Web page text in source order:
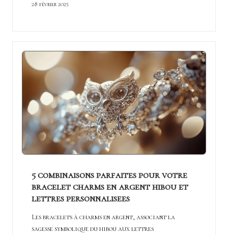
28 février 2025
5 combinaisons parfaites pour votre
bracelet charms en argent hibou et
lettres personnalisees
Les bracelets à charms en argent, associant la
sagesse symbolique du hibou aux lettres